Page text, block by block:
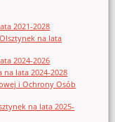
2021-2028
na lata
2024-2026
na lata 2024-2028
i Ochrony Osób
na lata 2025-